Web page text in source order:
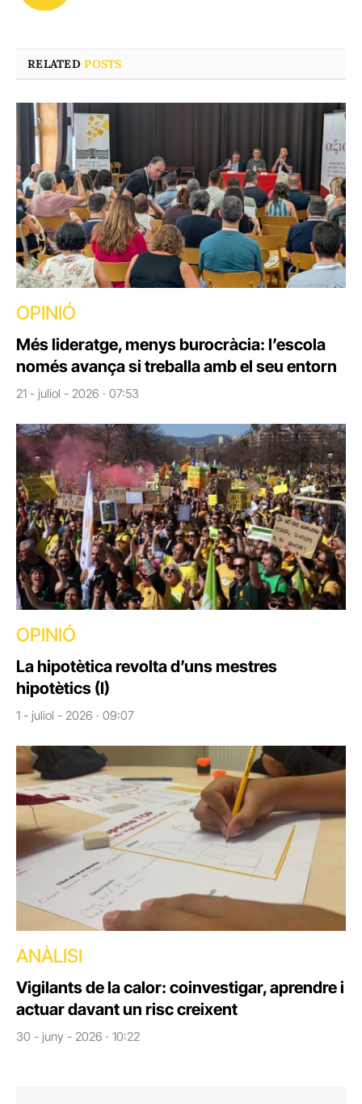
RELATEDPOSTS
OPINIÓ
Més lideratge, menys burocràcia: l’escola
només avança si treballa amb el seu entorn
21 - juliol - 2026 · 07:53
OPINIÓ
La hipotètica revolta d’uns mestres
hipotètics (I)
1 - juliol - 2026 · 09:07
ANÀLISI
Vigilants de la calor: coinvestigar, aprendre i
actuar davant un risc creixent
30 - juny - 2026 · 10:22